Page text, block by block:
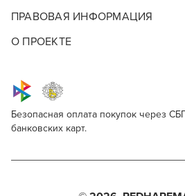
ПРАВОВАЯ ИНФОРМАЦИЯ
О ПРОЕКТЕ
Безопасная оплата покупок через
банковских карт.
КИСТИ И
Поделитесь через социальные
парикмахерам, барберам,
инструментом для
Опишите, что бы вы